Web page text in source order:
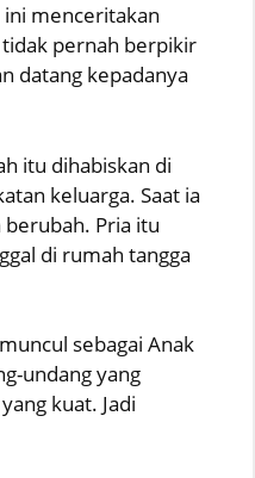
menceritakan
pernah berpikir
datang kepadanya
itu dihabiskan di
keluarga. Saat ia
Pria itu
di rumah tangga
sebagai Anak
undang yang
kuat. Jadi